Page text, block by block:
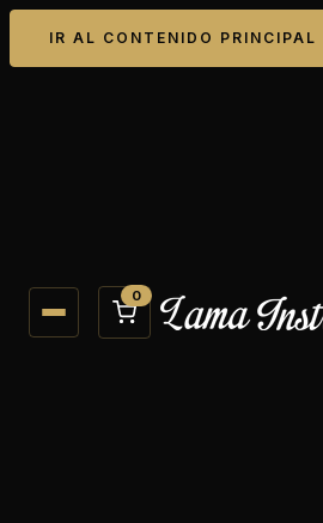
IR AL CONTENIDO PRINCIPAL
0